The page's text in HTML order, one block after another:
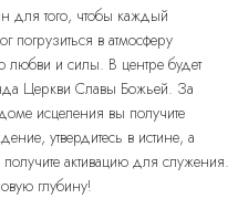
для того, чтобы каждый
в атмосферу
любви и силы. В центре будет
Церкви Славы Божьей. За
исцеления вы получите
утвердитесь в истине, а
активацию для служения.
глубину!